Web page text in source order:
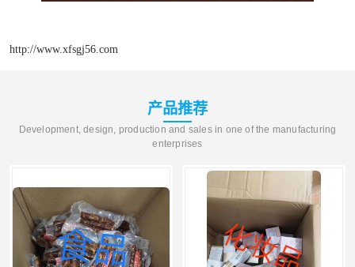
http://www.xfsgj56.com
产品推荐
Development, design, production and sales in one of the manufacturing
enterprises